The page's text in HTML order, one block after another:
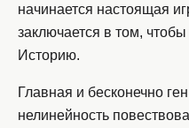
начинается настоящая
заключается в том,
Историю.
Главная и бесконечно
нелинейность